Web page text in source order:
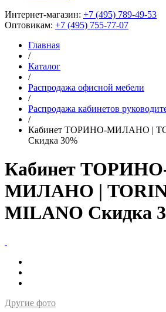
Интернет-магазин: +7 (495) 789-49-53
Оптовикам: +7 (495) 755-77-07
Главная
/
Каталог
/
Распродажа офисной мебели
/
Распродажа кабинетов
/
Кабинет ТОРИНО-МИЛАНО |
Скидка 30%
Кабинет
МИЛАНО |
MILANO Скидка
Другие фото